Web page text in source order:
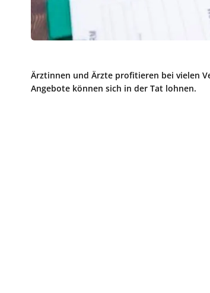
Ärztinnen und Ärzte profitieren bei vielen
Angebote können sich in der Tat lohnen.